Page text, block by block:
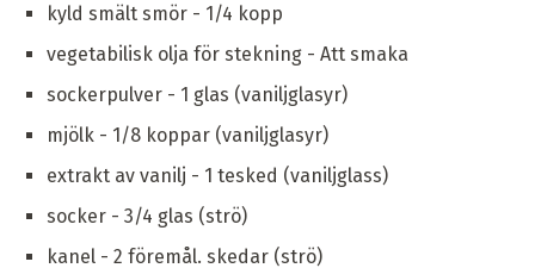
kyld smält smör - 1/4 kopp
vegetabilisk olja för stekning - Att smaka
sockerpulver - 1 glas (vaniljglasyr)
mjölk - 1/8 koppar (vaniljglasyr)
extrakt av vanilj - 1 tesked (vaniljglass)
socker - 3/4 glas (strö)
kanel - 2 föremål. skedar (strö)